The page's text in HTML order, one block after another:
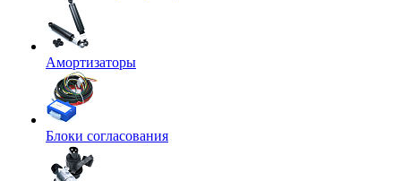
Амортизаторы
Блоки согласования